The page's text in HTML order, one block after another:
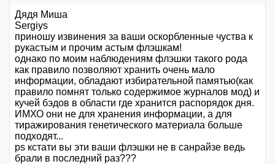
Дядя Миша
Sergiys
приношу извинения за ваши оскорбленные чуства к
рукастым и прочим астым флэшкам!
однако по моим наблюдениям флэшки такого рода
как правило позволяют хранить очень мало
информации, обладают избирательной памятью(как
правило помнят только содержимое журналов мод) и
кучей бэдов в области где хранится распорядок дня.
ИМХО они не для хранения информации, а для
тиражирования генетического материала больше
подходят...
ps кстати вы эти ваши флэшки не в санрайзе ведь
брали в последний раз???